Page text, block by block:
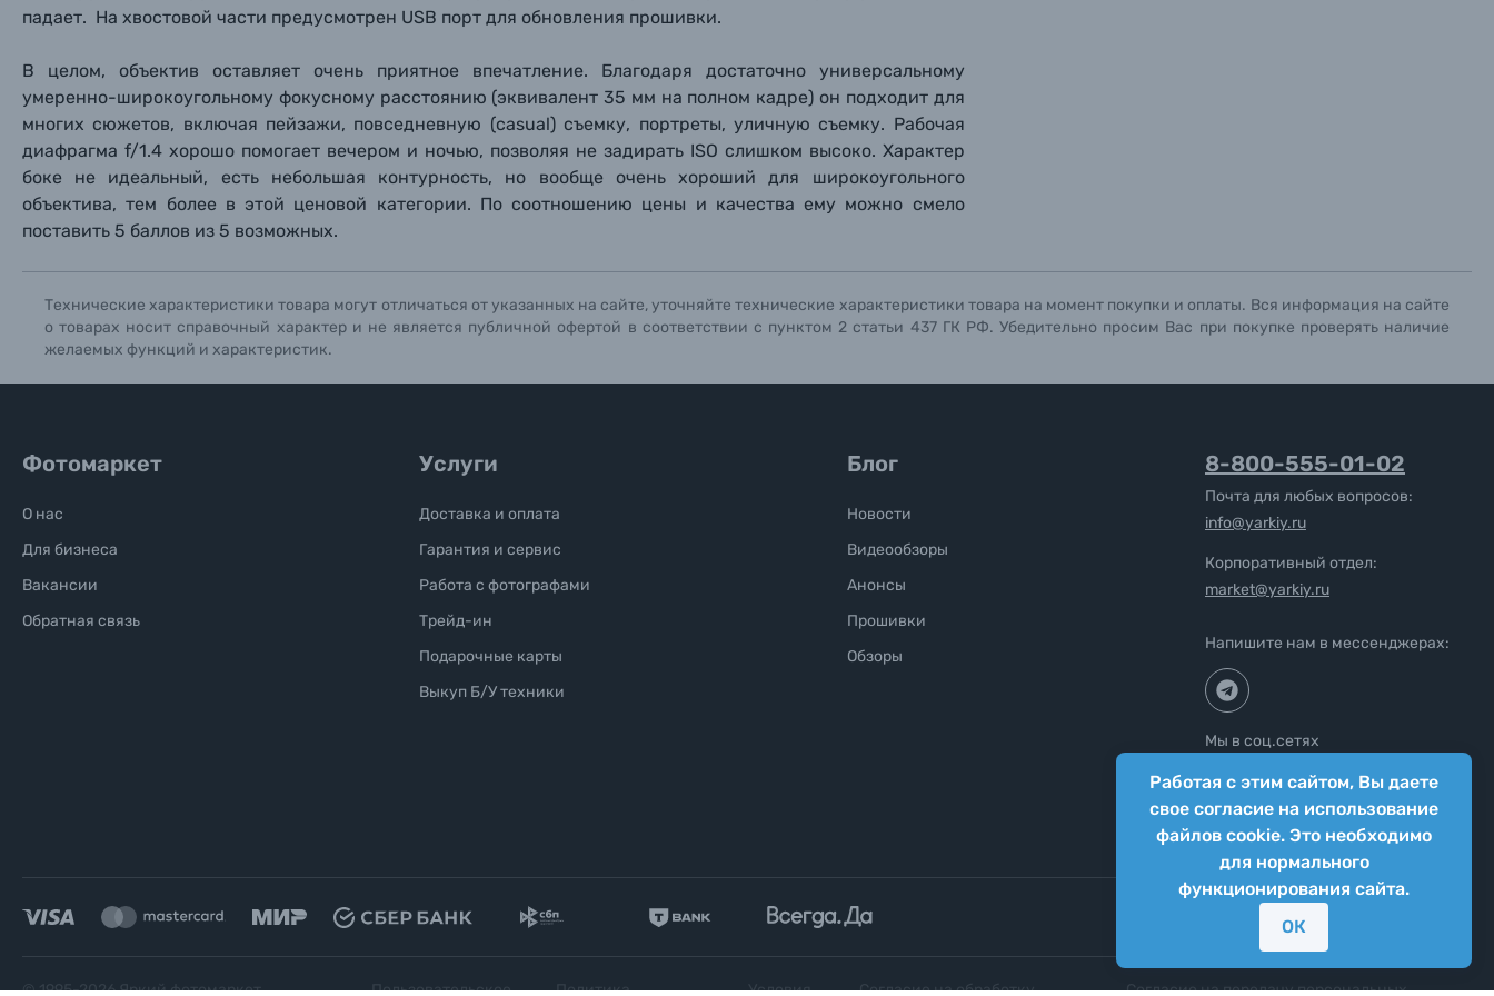
падает. На хвостовой части предусмотрен USB порт для обновления прошивки.
В целом, объектив оставляет очень приятное впечатление. Благодаря достаточно универсальному
умеренно-широкоугольному фокусному расстоянию (эквивалент 35 мм на полном кадре) он подходит для
многих сюжетов, включая пейзажи, повседневную (casual) съемку, портреты, уличную съемку. Рабочая
диафрагма f/1.4 хорошо помогает вечером и ночью, позволяя не задирать ISO слишком высоко. Характер
боке не идеальный, есть небольшая контурность, но вообще очень хороший для широкоугольного
объектива, тем более в этой ценовой категории. По соотношению цены и качества ему можно смело
поставить 5 баллов из 5 возможных.
Технические характеристики товара могут отличаться от указанных на сайте, уточняйте технические характеристики товара на момент покупки и оплаты. Вся информация на сайте
о товарах носит справочный характер и не является публичной офертой в соответствии с пунктом 2 статьи 437 ГК РФ. Убедительно просим Вас при покупке проверять наличие
желаемых функций и характеристик.
Работая с этим сайтом, Вы даете
свое согласие на использование
файлов cookie. Это необходимо
для нормального
функционирования сайта.
ОК
Фотомаркет
О нас
Для бизнеса
Вакансии
Обратная связь
Услуги
Доставка и оплата
Гарантия и сервис
Работа с фотографами
Трейд-ин
Подарочные карты
Выкуп Б/У техники
Блог
Новости
Видеообзоры
Анонсы
Прошивки
Обзоры
8-800-555-01-02
Почта для любых вопросов:
info@yarkiy.ru
Корпоративный отдел:
market@yarkiy.ru
Напишите нам в мессенджерах:
Мы в соц.сетях
© 1995-2026Яркий фотомаркет Пользовательское Политика Условия Согласие на обработку Согласие на передачу персональных